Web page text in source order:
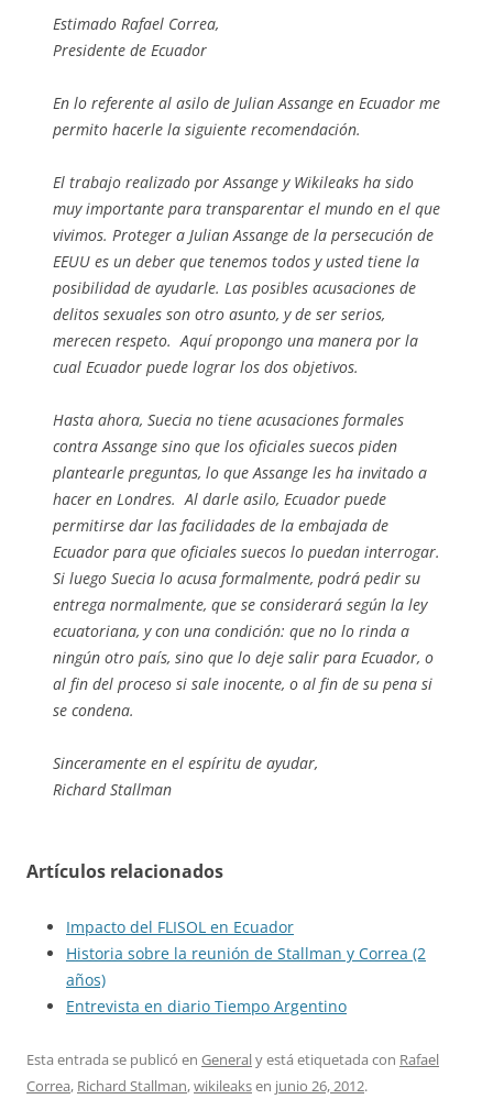
Estimado Rafael Correa,
Presidente de Ecuador
En lo referente al asilo de Julian Assange en Ecuador me
permito hacerle la siguiente recomendación.
El trabajo realizado por Assange y Wikileaks ha sido
muy importante para transparentar el mundo en el que
vivimos. Proteger a Julian Assange de la persecución de
EEUU es un deber que tenemos todos y usted tiene la
posibilidad de ayudarle. Las posibles acusaciones de
delitos sexuales son otro asunto, y de ser serios,
merecen respeto. Aquí propongo una manera por la
cual Ecuador puede lograr los dos objetivos.
Hasta ahora, Suecia no tiene acusaciones formales
contra Assange sino que los oficiales suecos piden
plantearle preguntas, lo que Assange les ha invitado a
hacer en Londres. Al darle asilo, Ecuador puede
permitirse dar las facilidades de la embajada de
Ecuador para que oficiales suecos lo puedan interrogar.
Si luego Suecia lo acusa formalmente, podrá pedir su
entrega normalmente, que se considerará según la ley
ecuatoriana, y con una condición: que no lo rinda a
ningún otro país, sino que lo deje salir para Ecuador, o
al fin del proceso si sale inocente, o al fin de su pena si
se condena.
Sinceramente en el espíritu de ayudar,
Richard Stallman
Artículos relacionados
Impacto del FLISOL en Ecuador
Historia sobre la reunión de Stallman y Correa (2
años)
Entrevista en diario Tiempo Argentino
Esta entrada se publicó en Generaly está etiquetada con Rafael
Correa, Richard Stallman,wikileaksen junio 26, 2012.